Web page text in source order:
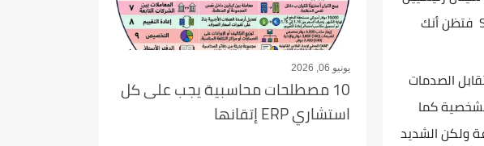
فتظن أنك
الصدمات
كما
ولكن الشديد
يونيو 06, 2026
10 مصطلحات محاسبية يجب على كل
استشاري ERP إتقانها